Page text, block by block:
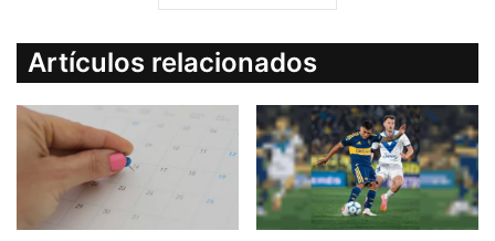
Artículos relacionados